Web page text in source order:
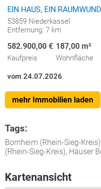
EIN HAUS, EIN
53859 Niederkassel
Entfernung: 7 km
582.900,00 €
Kaufpreis
187,00 m²
Wohnfläche
vom 24.07.2026
mehr Immobilien laden
Tags:
Bornheim (Rhein-Sieg-
(Rhein-Sieg-Kreis), Häuser
Kartenansicht